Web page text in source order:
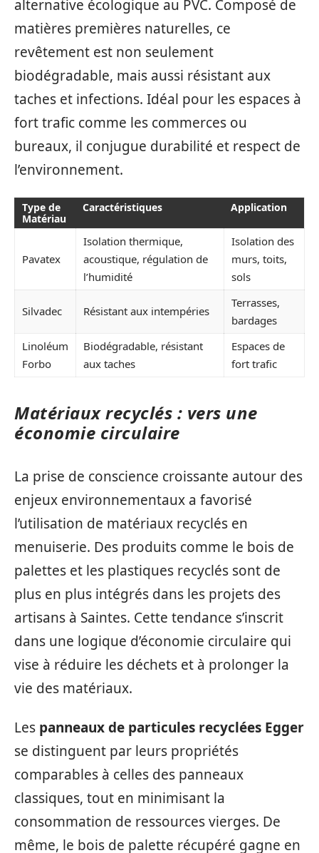
alternative écologique au PVC. Composé de
matières premières naturelles, ce
revêtement est non seulement
biodégradable, mais aussi résistant aux
taches et infections. Idéal pour les espaces à
fort trafic comme les commerces ou
bureaux, il conjugue durabilité et respect de
l’environnement.
Type de
Matériau
Caractéristiques Application
Pavatex
Isolation thermique,
acoustique, régulation de
l’humidité
Isolation des
murs, toits,
sols
Silvadec Résistant aux intempéries
Terrasses,
bardages
Linoléum
Forbo
Biodégradable, résistant
aux taches
Espaces de
fort trafic
Matériaux recyclés : vers une
économie circulaire
La prise de conscience croissante autour des
enjeux environnementaux a favorisé
l’utilisation de matériaux recyclés en
menuiserie. Des produits comme le bois de
palettes et les plastiques recyclés sont de
plus en plus intégrés dans les projets des
artisans à Saintes. Cette tendance s’inscrit
dans une logique d’économie circulaire qui
vise à réduire les déchets et à prolonger la
vie des matériaux.
Les panneaux de particules recyclées Egger
se distinguent par leurs propriétés
comparables à celles des panneaux
classiques, tout en minimisant la
consommation de ressources vierges. De
même, le bois de palette récupéré gagne en